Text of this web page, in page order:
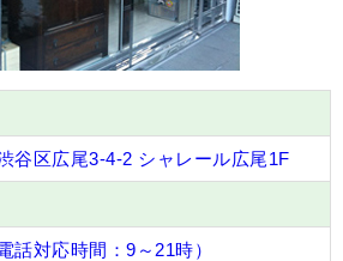
谷区広尾3-4-2 シャレール広尾1F
話対応時間：9～21時）